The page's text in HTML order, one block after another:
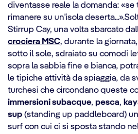
diventasse reale la domanda: «se
rimanere su un'isola
Stirrup Cay, una volta sbarcato
crociera MSC, durante la
sotto il sole, sdraiato su comodi
sopra la sabbia fine e bianca,
le tipiche attività da spiaggia, da
turchesi che circondano queste
immersioni subacque, pesca,
sup (standing up paddleboard)
surf con cui ci si sposta stando